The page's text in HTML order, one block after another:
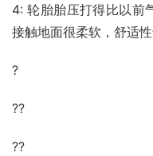
4: 轮胎胎压打得比以前
接触地面很柔软，舒适性
?
??
??